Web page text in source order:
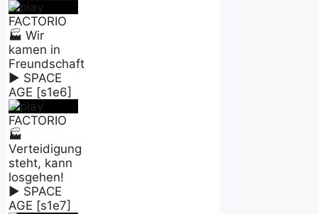
FACTORIO
🏭 Wir
kamen in
Freundschaft
► SPACE
AGE [s1e6]
FACTORIO
🏭
Verteidigung
steht, kann
losgehen!
► SPACE
AGE [s1e7]